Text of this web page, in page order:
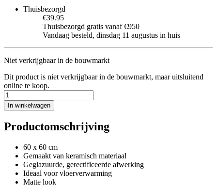
Thuisbezorgd
€39.95
Thuisbezorgd gratis vanaf €950
Vandaag besteld, dinsdag 11 augustus in huis
Niet verkrijgbaar in de bouwmarkt
Dit product is niet verkrijgbaar in de bouwmarkt, maar uitsluitend
online te koop.
In winkelwagen
Productomschrijving
60 x 60 cm
Gemaakt van keramisch materiaal
Geglazuurde, gerectificeerde afwerking
Ideaal voor vloerverwarming
Matte look